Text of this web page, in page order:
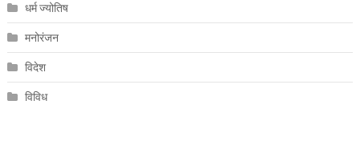
धर्म ज्योतिष
मनोरंजन
विदेश
विविध